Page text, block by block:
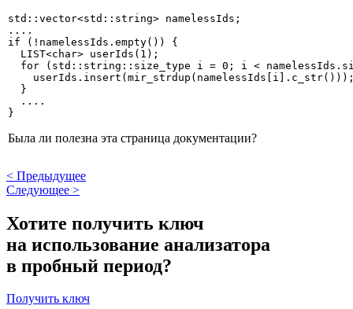
std::vector<std::string> namelessIds;
....
if (!namelessIds.empty()) {
  LIST<char> userIds(1);
for (std::string::size_type i = 0; i <
  }
  ....
}
Была ли полезна эта страница документации?
< Предыдущее
Следующее >
Хотите получить ключ
на использование анализатора
в пробный период?
Получить ключ